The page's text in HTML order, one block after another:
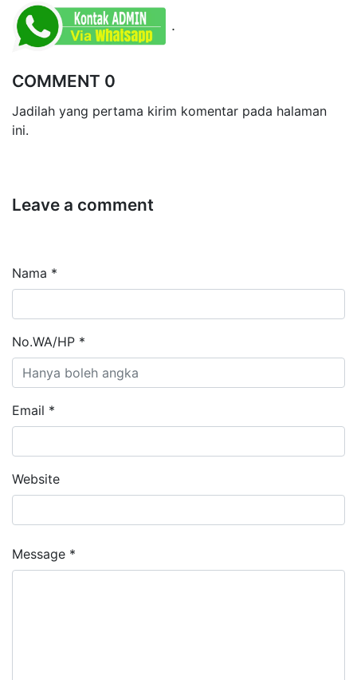
.
COMMENT 0
Jadilah yang pertama kirim komentar pada halaman
ini.
Leave a comment
Nama *
No.WA/HP *
Email *
Website
Message *